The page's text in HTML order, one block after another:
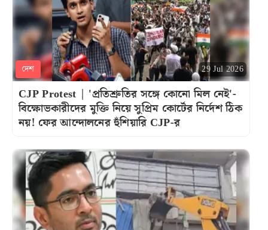
দেশ 29 Jul 2026
CJP Protest | 'প্রতিশ্রুতির সঙ্গে কোনো মিল নেই'-
বিক্ষোভকারীদের মুক্তি নিয়ে সুপ্রিম কোর্টের নির্দেশ ঠিক
নয়! ফের আন্দোলনের হুঁশিয়ারি CJP-র